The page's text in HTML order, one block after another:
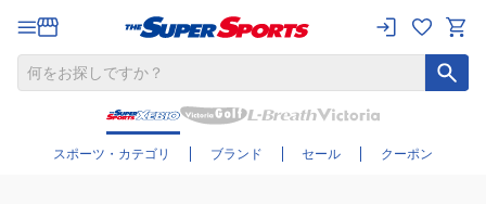
スポーツ・カテゴリ ブランド セール クーポン
さらに絞り込む